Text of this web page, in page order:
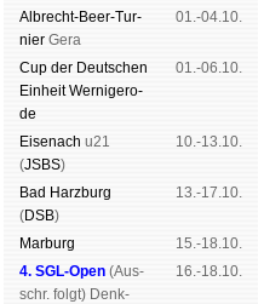
Albrecht-Beer-Tur­
nier Ge­ra
01.-04.10.
Cup der Deut­schen
Ein­heit Wer­ni­ge­ro­
de
01.-06.10.
Eise­nach u21
(JSBS)
10.-13.10.
Bad Harz­burg
(DSB)
13.-17.10.
Mar­burg
15.-18.10.
4. SGL-Open (Aus­
schr. folgt) Denk­
16.-18.10.